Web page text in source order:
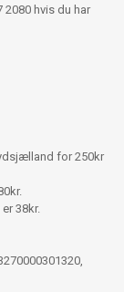
hvis du har
for 250kr
38kr.